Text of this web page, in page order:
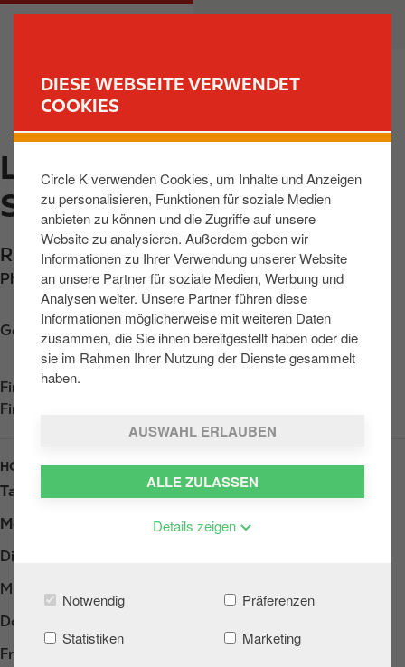
DIESE WEBSEITE VERWENDET
COOKIES
Circle K verwenden Cookies, um Inhalte und Anzeigen
zu personalisieren, Funktionen für soziale Medien
anbieten zu können und die Zugriffe auf unsere
Website zu analysieren. Außerdem geben wir
Informationen zu Ihrer Verwendung unserer Website
an unsere Partner für soziale Medien, Werbung und
Analysen weiter. Unsere Partner führen diese
Informationen möglicherweise mit weiteren Daten
zusammen, die Sie ihnen bereitgestellt haben oder die
sie im Rahmen Ihrer Nutzung der Dienste gesammelt
haben.
AUSWAHL ERLAUBEN
ALLE ZULASSEN
Details zeigen
Notwendig
Präferenzen
Statistiken
Marketing
u
m
I
h
a
M
v
LEIPZIG, RACKWITZER
STR
Rackwitzer Strasse 26,Leipzig,04347,DE
Phone: +493412345861
Get directions
Find us onApp Store
Find us on
HOURS
Tag
Opening hours
Montag
Open 24h
Dienstag
Mittwoch
Donnerstag
Freitag